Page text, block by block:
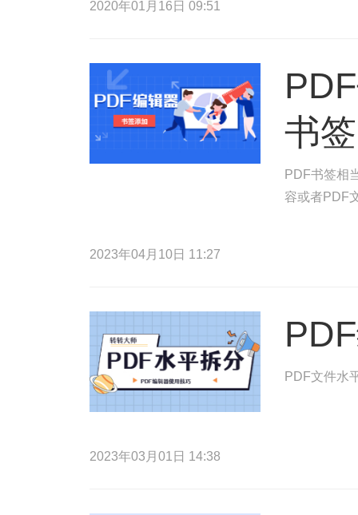
2020年01月16日 09:51
书
PDF书签相
容或者PDF
2023年04月10日 11:27
PDF文件水
2023年03月01日 14:38